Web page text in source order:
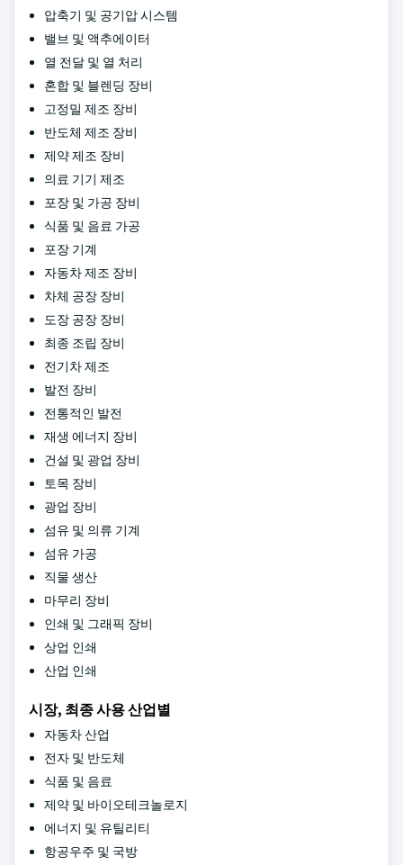
압축기 및 공기압 시스템
밸브 및 액추에이터
열 전달 및 열 처리
혼합 및 블렌딩 장비
고정밀 제조 장비
반도체 제조 장비
제약 제조 장비
의료 기기 제조
포장 및 가공 장비
식품 및 음료 가공
포장 기계
자동차 제조 장비
차체 공장 장비
도장 공장 장비
최종 조립 장비
전기차 제조
발전 장비
전통적인 발전
재생 에너지 장비
건설 및 광업 장비
토목 장비
광업 장비
섬유 및 의류 기계
섬유 가공
직물 생산
마무리 장비
인쇄 및 그래픽 장비
상업 인쇄
산업 인쇄
시장, 최종 사용 산업별
자동차 산업
전자 및 반도체
식품 및 음료
제약 및 바이오테크놀로지
에너지 및 유틸리티
항공우주 및 국방